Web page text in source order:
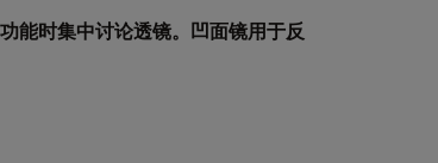
能时集中讨论透镜。凹面镜用于反